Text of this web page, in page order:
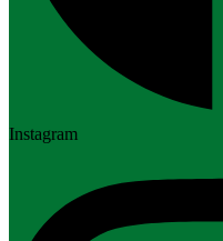
Instagram